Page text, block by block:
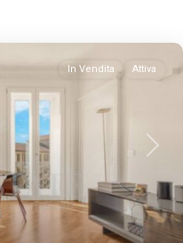
Next
In Vendita Attiva